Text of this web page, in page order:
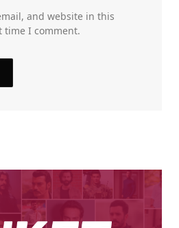
and website in this
time I comment.